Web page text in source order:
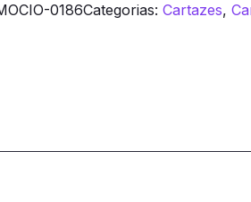
0186Categorias:Cartazes,